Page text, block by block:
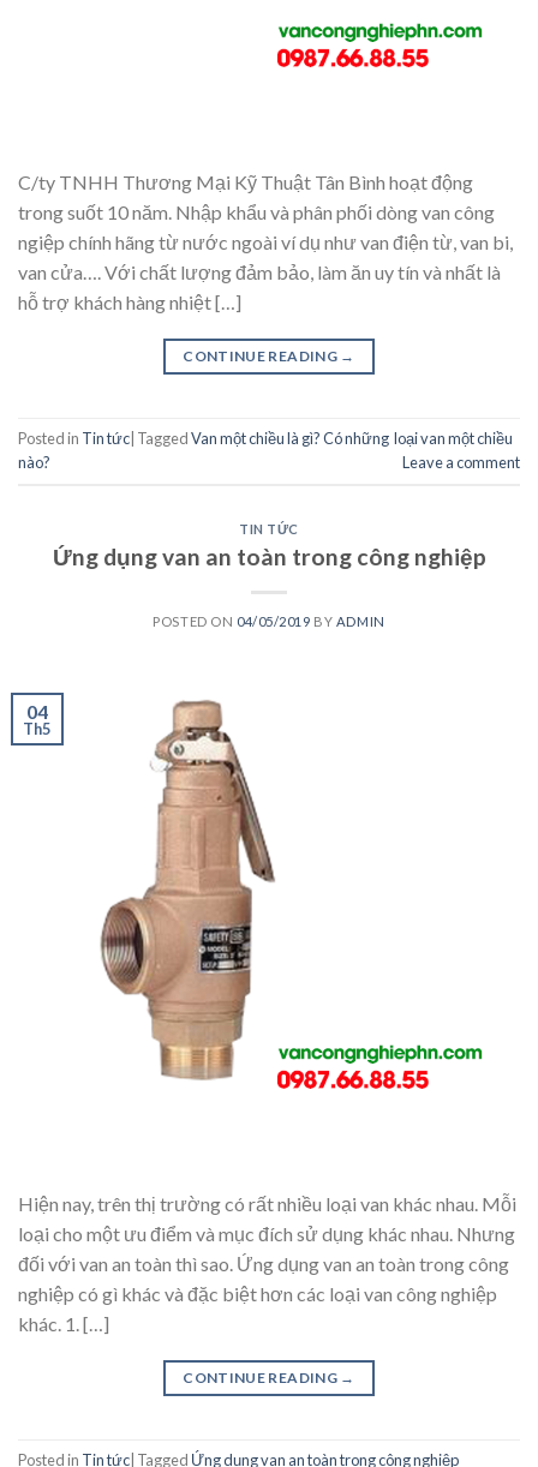
C/ty TNHH Thương Mại Kỹ Thuật Tân Bình hoạt động
trong suốt 10 năm. Nhập khẩu và phân phối dòng van công
ngiệp chính hãng từ nước ngoài ví dụ như van điện từ, van bi,
van cửa…. Với chất lượng đảm bảo, làm ăn uy tín và nhất là
hỗ trợ khách hàng nhiệt […]
CONTINUE READING →
Posted in Tin tức TaggedVan một chiều là gì? Có những loại van một chiều
nào?
Leave a comment
TIN TỨC
Ứng dụng van an toàn trong công nghiệp
POSTED ON 04/05/2019 BY ADMIN
04
Th5
Hiện nay, trên thị trường có rất nhiều loại van khác nhau. Mỗi
loại cho một ưu điểm và mục đích sử dụng khác nhau. Nhưng
đối với van an toàn thì sao. Ứng dụng van an toàn trong công
nghiệp có gì khác và đặc biệt hơn các loại van công nghiệp
khác. 1. […]
CONTINUE READING →
Posted in Tin tức Tagged Ứng dụng van an toàn trong công nghiệp